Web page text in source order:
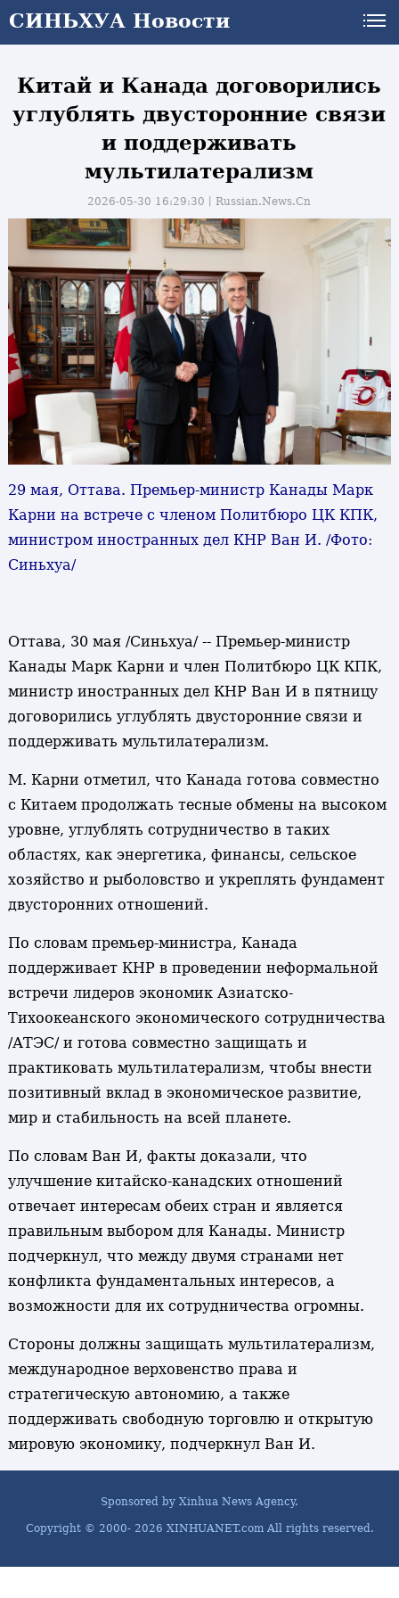
СИНЬХУА Новости
СИНЬХУА Новости
Китай и Канада договорились
углублять двусторонние связи
и поддерживать
мультилатерализм
2026-05-30 16:29:30丨Russian.News.Cn
29 мая, Оттава. Премьер-министр Канады Марк
Карни на встрече с членом Политбюро ЦК КПК,
министром иностранных дел КНР Ван И. /Фото:
Синьхуа/
Оттава, 30 мая /Синьхуа/ -- Премьер-министр
Канады Марк Карни и член Политбюро ЦК КПК,
министр иностранных дел КНР Ван И в пятницу
договорились углублять двусторонние связи и
поддерживать мультилатерализм.
М. Карни отметил, что Канада готова совместно
с Китаем продолжать тесные обмены на высоком
уровне, углублять сотрудничество в таких
областях, как энергетика, финансы, сельское
хозяйство и рыболовство и укреплять фундамент
двусторонних отношений.
По словам премьер-министра, Канада
поддерживает КНР в проведении неформальной
встречи лидеров экономик Азиатско-
Тихоокеанского экономического сотрудничества
/АТЭС/ и готова совместно защищать и
практиковать мультилатерализм, чтобы внести
позитивный вклад в экономическое развитие,
мир и стабильность на всей планете.
По словам Ван И, факты доказали, что
улучшение китайско-канадских отношений
отвечает интересам обеих стран и является
правильным выбором для Канады. Министр
подчеркнул, что между двумя странами нет
конфликта фундаментальных интересов, а
возможности для их сотрудничества огромны.
Стороны должны защищать мультилатерализм,
международное верховенство права и
стратегическую автономию, а также
поддерживать свободную торговлю и открытую
мировую экономику, подчеркнул Ван И.
Sponsored by Xinhua News Agency.
Copyright © 2000- 2026 XINHUANET.com All rights reserved.